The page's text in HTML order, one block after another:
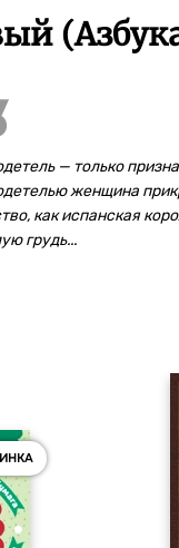
— только
женщина
как испанская
грудь...